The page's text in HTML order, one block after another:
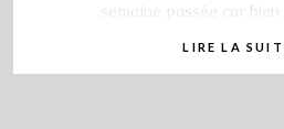
semaine passée car
LIRE LA